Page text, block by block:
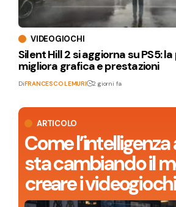
ARTICOLO
Come
sta cambiando il
creare i videogiochi
VIDEOGIOCHI
Silent Hill 2 si aggiorna su PS5:
migliora grafica e prestazioni
DiFRANCESCO LEMURI 2 giorni fa